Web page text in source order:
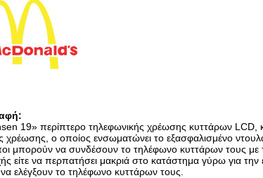
19» περίπτερο τηλεφωνικής χρέωσης κυττάρων LCD,
χρέωσης, ο οποίος ενσωματώνει το εξασφαλισμένο
μπορούν να συνδέσουν το τηλέφωνο κυττάρων τους με τη
είτε να περπατήσει μακριά στο κατάστημα γύρω για
ελέγξουν το τηλέφωνο κυττάρων τους.